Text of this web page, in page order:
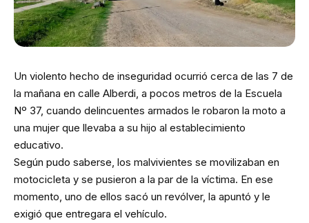
Un violento hecho de inseguridad ocurrió cerca de las 7 de
la mañana en calle Alberdi, a pocos metros de la Escuela
Nº 37, cuando delincuentes armados le robaron la moto a
una mujer que llevaba a su hijo al establecimiento
educativo.
Según pudo saberse, los malvivientes se movilizaban en
motocicleta y se pusieron a la par de la víctima. En ese
momento, uno de ellos sacó un revólver, la apuntó y le
exigió que entregara el vehículo.